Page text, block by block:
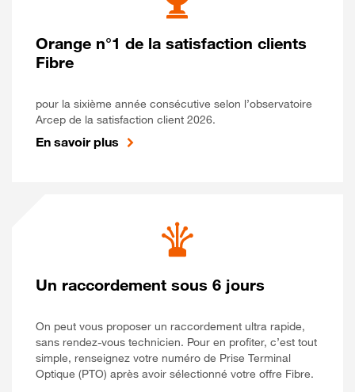
Orange n°1 de la satisfaction clients
Fibre
pour la sixième année consécutive selon l’observatoire
Arcep de la satisfaction client 2026.
En savoir plus
Un raccordement sous 6 jours
On peut vous proposer un raccordement ultra rapide,
sans rendez-vous technicien. Pour en profiter, c’est tout
simple, renseignez votre numéro de Prise Terminal
Optique (PTO) après avoir sélectionné votre offre Fibre.